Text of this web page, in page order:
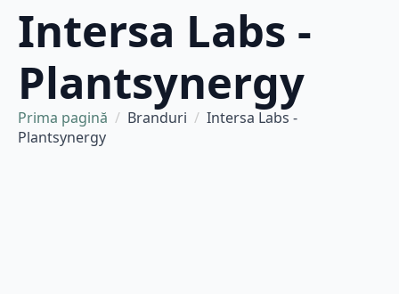
Intersa Labs -
Plantsynergy
Prima pagină Branduri
Intersa Labs -
Plantsynergy